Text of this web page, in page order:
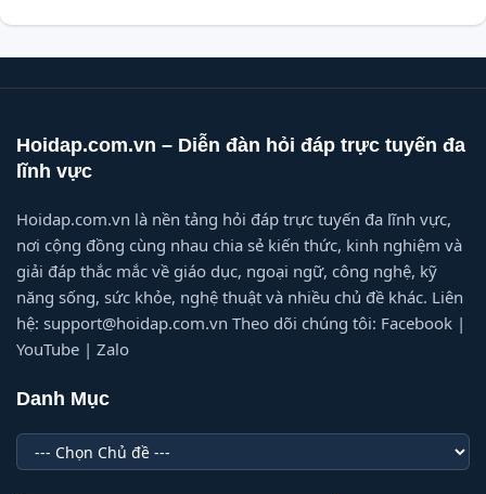
Hoidap.com.vn – Diễn đàn hỏi đáp trực tuyến đa
lĩnh vực
Hoidap.com.vn là nền tảng hỏi đáp trực tuyến đa lĩnh vực,
nơi cộng đồng cùng nhau chia sẻ kiến thức, kinh nghiệm và
giải đáp thắc mắc về giáo dục, ngoại ngữ, công nghệ, kỹ
năng sống, sức khỏe, nghệ thuật và nhiều chủ đề khác. Liên
hệ: support@hoidap.com.vn Theo dõi chúng tôi: Facebook |
YouTube | Zalo
Danh Mục
Danh
Mục